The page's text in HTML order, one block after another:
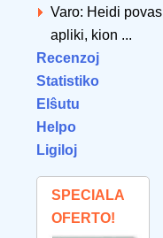
Varo: Heidi povas
apliki, kion ...
Recenzoj
Statistiko
Elŝutu
Helpo
Ligiloj
SPECIALA
OFERTO!